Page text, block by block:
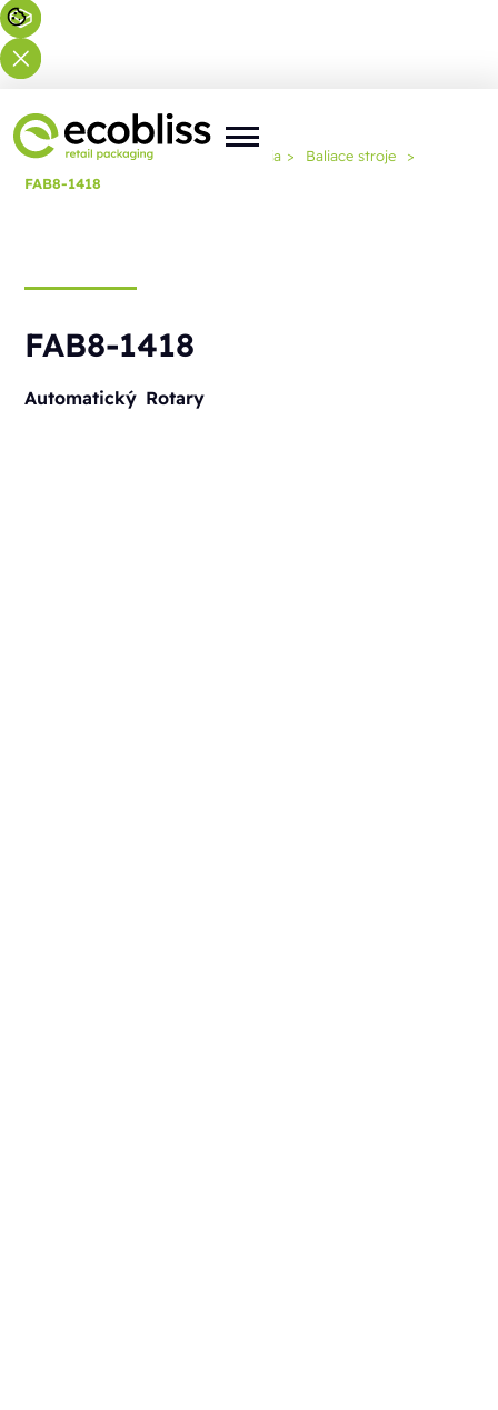
Nachádzate sa tu: Domov Riešenia > Baliace stroje
>
FAB8-1418
FAB8-1418
Automatický Rotary